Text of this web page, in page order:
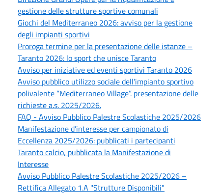
gestione delle strutture sportive comunali
Giochi del Mediterraneo 2026: avviso per la gestione
degli impianti sportivi
Proroga termine per la presentazione delle istanze –
Taranto 2026: lo sport che unisce Taranto
Avviso per iniziative ed eventi sportivi Taranto 2026
Avviso pubblico utilizzo sociale dell’impianto sportivo
polivalente “Mediterraneo Village”. presentazione delle
richieste a.s. 2025/2026.
FAQ - Avviso Pubblico Palestre Scolastiche 2025/2026
Manifestazione d’interesse per campionato di
Eccellenza 2025/2026: pubblicati i partecipanti
Taranto calcio, pubblicata la Manifestazione di
Interesse
Avviso Pubblico Palestre Scolastiche 2025/2026 –
Rettifica Allegato 1.A "Strutture Disponibili"